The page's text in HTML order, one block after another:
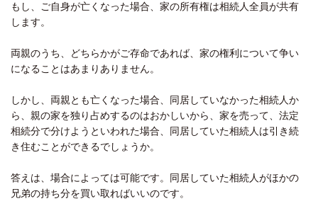
もし、ご自身が亡くなった場合、家の所有権は相続人全員が共有
します。
両親のうち、どちらかがご存命であれば、家の権利について争い
になることはあまりありません。
しかし、両親とも亡くなった場合、同居していなかった相続人か
ら、親の家を独り占めするのはおかしいから、家を売って、法定
相続分で分けようといわれた場合、同居していた相続人は引き続
き住むことができるでしょうか。
答えは、場合によっては可能です。同居していた相続人がほかの
兄弟の持ち分を買い取ればいいのです。